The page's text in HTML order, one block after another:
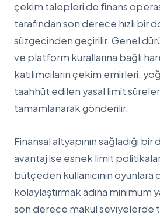
çekim talepleri de finans
tarafından son derece hızlı bir
süzgecinden geçirilir. Genel
ve platform kurallarına bağlı
katılımcıların çekim emirleri,
taahhüt edilen yasal limit
tamamlanarak gönderilir.
Finansal altyapının sağladığı
avantaj ise esnek limit
bütçeden kullanıcının oyunlara
kolaylaştırmak adına minimum
son derece makul seviyelerde